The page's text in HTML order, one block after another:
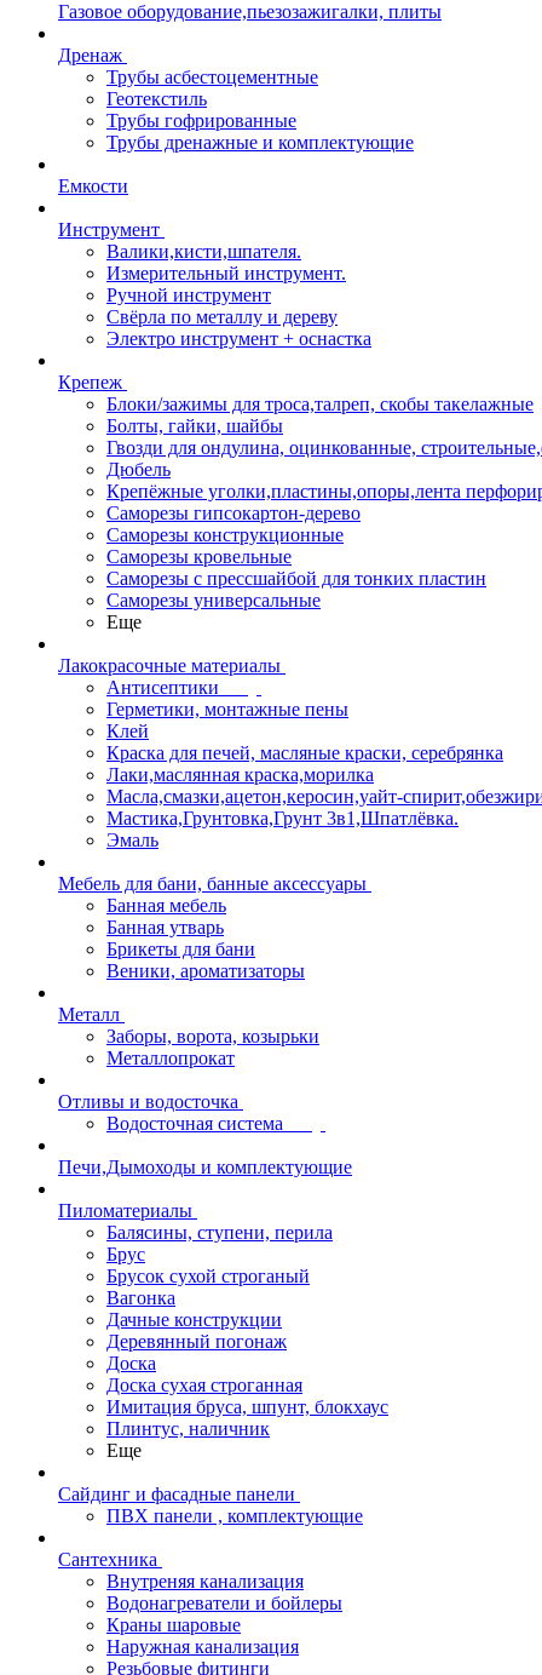
Газовое оборудование,пьезозажигалки, плиты
Дренаж
Трубы асбестоцементные
Геотекстиль
Трубы гофрированные
Трубы дренажные и комплектующие
Емкости
Инструмент
Валики,кисти,шпателя.
Измерительный инструмент.
Ручной инструмент
Свёрла по металлу и дереву
Электро инструмент + оснастка
Крепеж
Блоки/зажимы для троса,талреп, скобы такелажные
Болты, гайки, шайбы
Гвозди для ондулина, оцинкованные,
Дюбель
Крепёжные уголки,пластины,опоры,лента
Саморезы гипсокартон-дерево
Саморезы конструкционные
Саморезы кровельные
Саморезы с прессшайбой для тонких пластин
Саморезы универсальные
Еще
Лакокрасочные материалы
Антисептики
Герметики, монтажные пены
Клей
Краска для печей, масляные краски, серебрянка
Лаки,маслянная краска,морилка
Масла,смазки,ацетон,керосин,уайт-
Мастика,Грунтовка,Грунт 3в1,Шпатлёвка.
Эмаль
Мебель для бани, банные аксессуары
Банная мебель
Банная утварь
Брикеты для бани
Веники, ароматизаторы
Металл
Заборы, ворота, козырьки
Металлопрокат
Отливы и водосточка
Водосточная система
Печи,Дымоходы и комплектующие
Пиломатериалы
Балясины, ступени, перила
Брус
Брусок сухой строганый
Вагонка
Дачные конструкции
Деревянный погонаж
Доска
Доска сухая строганная
Имитация бруса, шпунт, блокхаус
Плинтус, наличник
Еще
Сайдинг и фасадные панели
ПВХ панели , комплектующие
Сантехника
Внутреняя канализация
Водонагреватели и бойлеры
Краны шаровые
Наружная канализация
Резьбовые фитинги